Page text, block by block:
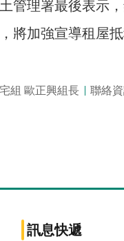
管理署最後表示
將加強宣導租屋
組 歐正興組長 聯絡
訊息快遞